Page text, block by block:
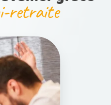
retraite